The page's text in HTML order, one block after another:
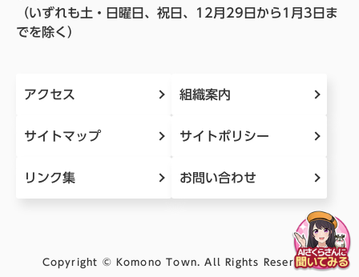
（いずれも土・日曜日、祝日、12月29日から1月3日ま
でを除く）
アクセス 組織案内
サイトマップ サイトポリシー
リンク集 お問い合わせ
Copyright © Komono Town. All Rights Reserved.